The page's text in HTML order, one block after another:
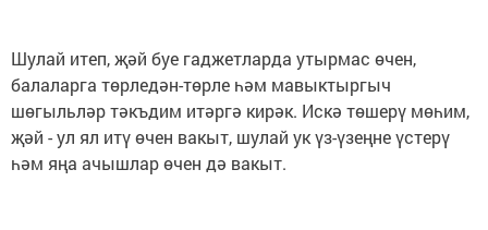
Шулай итеп, җәй буе гаджетларда утырмас өчен,
балаларга төрледән-төрле һәм мавыктыргыч
шөгыльләр тәкъдим итәргә кирәк. Искә төшерү мөһим,
җәй - ул ял итү өчен вакыт, шулай ук үз-үзеңне үстерү
һәм яңа ачышлар өчен дә вакыт.